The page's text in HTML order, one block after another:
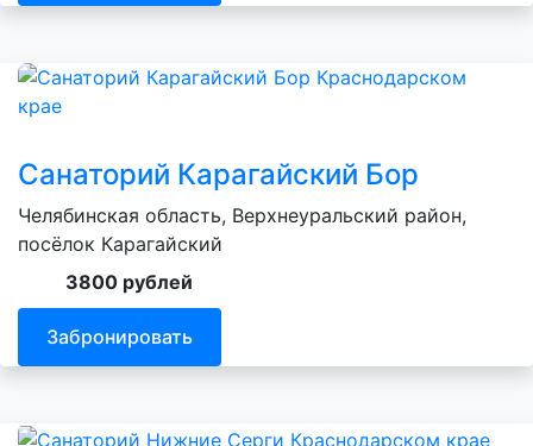
Санаторий Карагайский Бор
Челябинская область, Верхнеуральский район,
посёлок Карагайский
3800 рублей
Забронировать